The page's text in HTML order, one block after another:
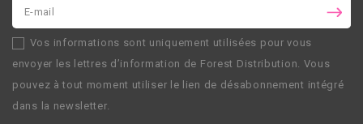
Vos informations sont uniquement utilisées pour vous
envoyer les lettres d’information de Forest Distribution . Vous
pouvez à tout moment utiliser le lien de désabonnement intégré
dans la newsletter.